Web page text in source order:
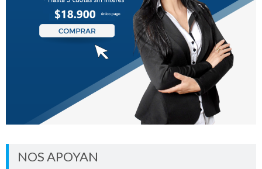
NOS APOYAN